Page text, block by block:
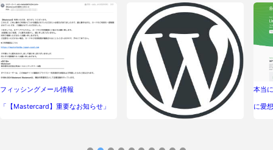
フィッシングメール情報
「【Mastercard】重要なお知らせ」
本当
に愛